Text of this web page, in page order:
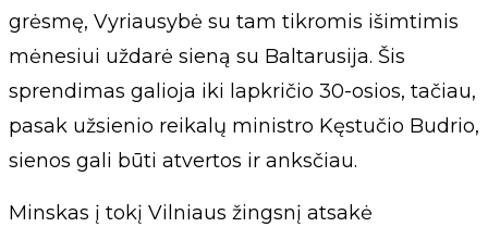
grėsmę, Vyriausybė su tam tikromis išimtimis
mėnesiui uždarė sieną su Baltarusija. Šis
sprendimas galioja iki lapkričio 30-osios, tačiau,
pasak užsienio reikalų ministro Kęstučio Budrio,
sienos gali būti atvertos ir anksčiau.
Minskas į tokį Vilniaus žingsnį atsakė